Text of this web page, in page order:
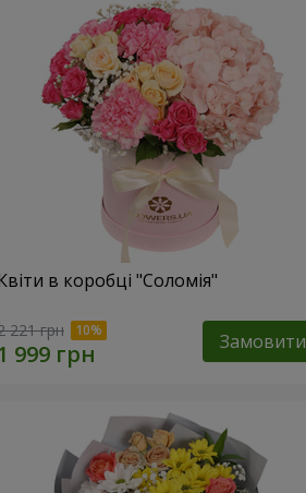
в коробці "Соломія"
221 грн Замовити